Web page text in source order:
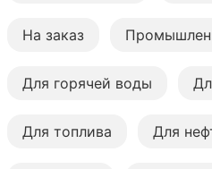
На заказ
Для горячей воды
Для топлива Для